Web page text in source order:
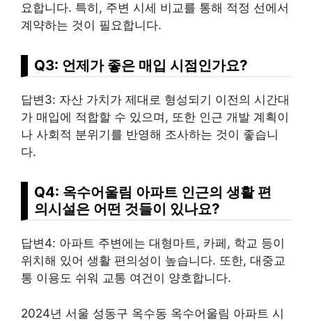
요합니다. 특히, 주변 시세 비교를 통해 적정 선에서
계약하는 것이 필요합니다.
Q3: 언제가 좋은 매입 시점인가요?
답변3: 자산 가치가 제대로 형성되기 이전의 시간대
가 매입에 적합할 수 있으며, 또한 인근 개발 계획이
나 사회적 분위기를 반영해 조사하는 것이 좋습니
다.
Q4: 옥수어울림 아파트 인근의 생활 편
의시설은 어떤 것들이 있나요?
답변4: 아파트 주변에는 대형마트, 카페, 학교 등이
위치해 있어 생활 편의성이 높습니다. 또한, 대중교
통 이용도 쉬워 교통 여건이 양호합니다.
2024년 서울 성동구 옥수동 옥수어울림 아파트 시